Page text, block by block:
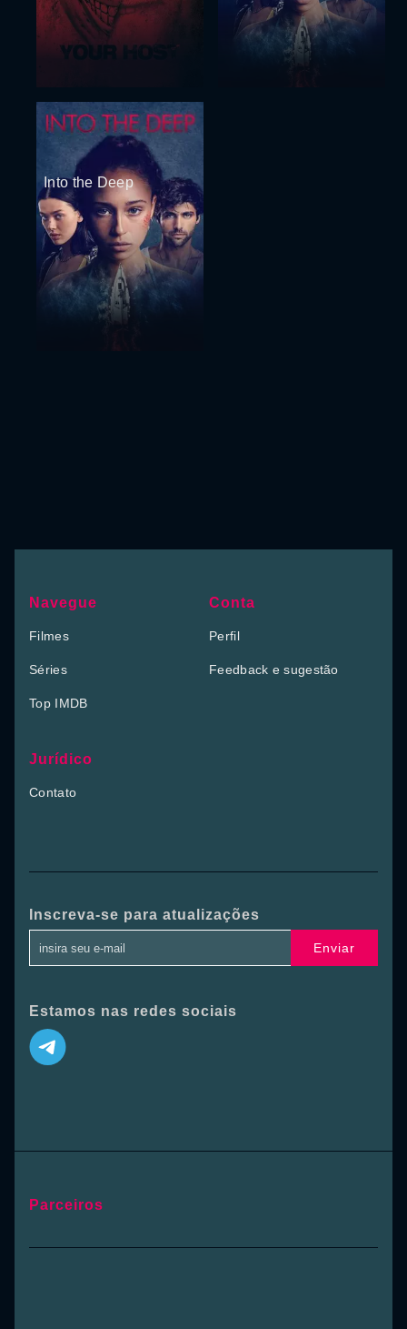
Into the Deep
Navegue
Filmes
Séries
Top IMDB
Conta
Perfil
Feedback e sugestão
Jurídico
Contato
Inscreva-se para atualizações
Enviar
Estamos nas redes sociais
Parceiros